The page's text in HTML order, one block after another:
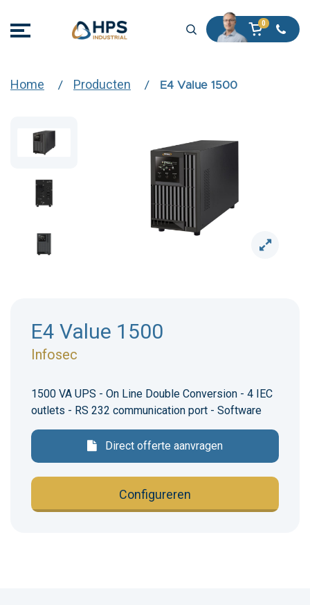
Home Producten E4 Value 1500
E4 Value 1500
Infosec
1500 VA UPS - On Line Double Conversion - 4 IEC
outlets - RS 232 communication port - Software
Direct offerte aanvragen
Configureren